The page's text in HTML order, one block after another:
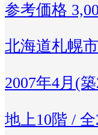
参考価格
北海道札幌
2007年4月(
地上10階 /